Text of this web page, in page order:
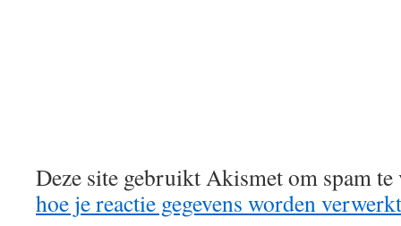
Deze site gebruikt Akismet om spam
hoe je reactie gegevens worden verwerkt